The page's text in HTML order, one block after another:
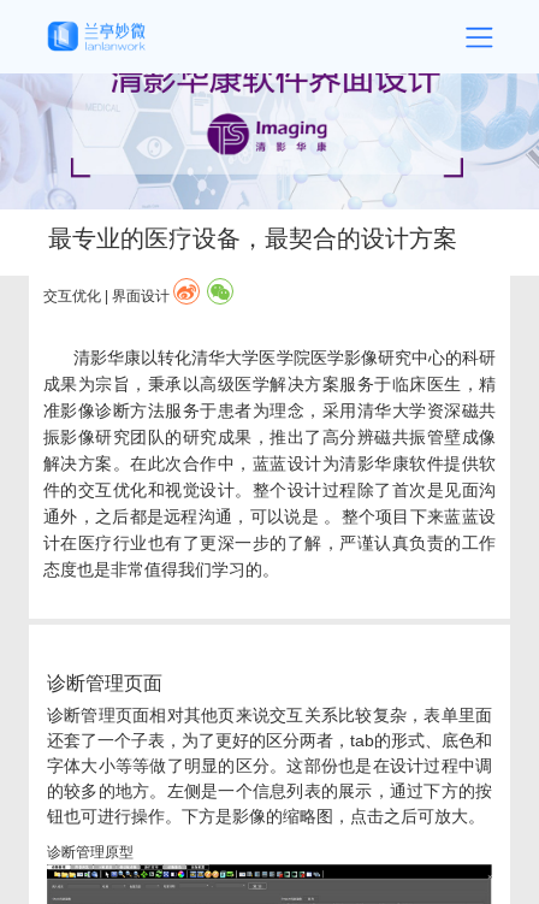
最专业的医疗设备，最契合的设计方案
交互优化 | 界面设计
清影华康以转化清华大学医学院医学影像研究中心的科研
成果为宗旨，秉承以高级医学解决方案服务于临床医生，精
准影像诊断方法服务于患者为理念，采用清华大学资深磁共
振影像研究团队的研究成果，推出了高分辨磁共振管壁成像
解决方案。在此次合作中，蓝蓝设计为清影华康软件提供软
件的交互优化和视觉设计。整个设计过程除了首次是见面沟
通外，之后都是远程沟通，可以说是 。整个项目下来蓝蓝设
计在医疗行业也有了更深一步的了解，严谨认真负责的工作
态度也是非常值得我们学习的。
诊断管理页面
诊断管理页面相对其他页来说交互关系比较复杂，表单里面
还套了一个子表，为了更好的区分两者，tab的形式、底色和
字体大小等等做了明显的区分。这部份也是在设计过程中调
的较多的地方。左侧是一个信息列表的展示，通过下方的按
钮也可进行操作。下方是影像的缩略图，点击之后可放大。
诊断管理原型